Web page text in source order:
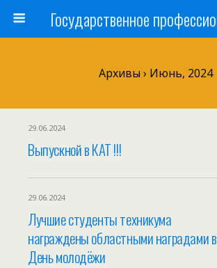
Архивы › Июнь, 2024
29.06.2024
Выпускной в КАТ !!!
29.06.2024
Лучшие студенты техникума
награждены областными наградами в
День молодёжи